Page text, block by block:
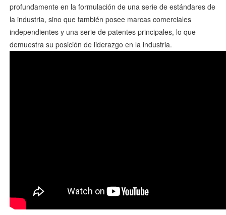
profundamente en la formulación de una serie de estándares de
la industria, sino que también posee marcas comerciales
independientes y una serie de patentes principales, lo que
demuestra su posición de liderazgo en la industria.